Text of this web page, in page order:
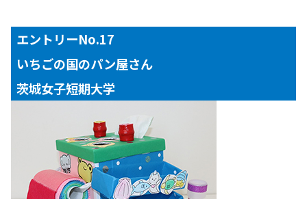
エントリーNo.17
いちごの国のパン屋さん
茨城女子短期大学